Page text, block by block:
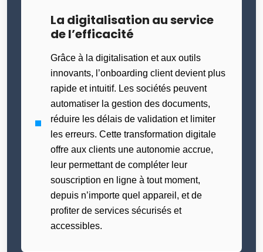
La digitalisation au service
de l’efficacité
Grâce à la digitalisation et aux outils
innovants, l’onboarding client devient plus
rapide et intuitif. Les sociétés peuvent
automatiser la gestion des documents,
réduire les délais de validation et limiter
les erreurs. Cette transformation digitale
offre aux clients une autonomie accrue,
leur permettant de compléter leur
souscription en ligne à tout moment,
depuis n’importe quel appareil, et de
profiter de services sécurisés et
accessibles.